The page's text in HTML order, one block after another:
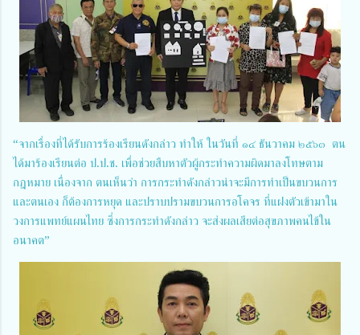
“จากเรื่องที่ได้รับการร้องเรียนดังกล่าว ทำให้ ในวันที่ ๑๔ ธันวาคม ๒๕๖๓ ตน
ได้มาร้องเรียนต่อ ป.ป.ช. เพื่อช่วยสืบหาตัวผู้กระทำความผิดมาลงโทษตาม
กฎหมาย เนื่องจาก ตนเห็นว่า การกระทำดังกล่าวน่าจะมีการทำเป็นขบวนการ
และตนเอง ก็ต้องการหยุด และปราบปรามขบวนการอโคจร ที่แฝงตัวเข้ามาใน
วงการแพทย์แผนไทย ซึ่งการกระทำดังกล่าว จะส่งผลเสียต่อสุขภาพคนไข้ใน
อนาคต”